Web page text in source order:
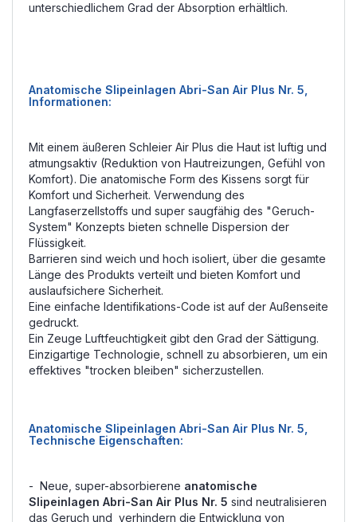
unterschiedlichem Grad der Absorption erhältlich.
Anatomische Slipeinlagen Abri-San Air Plus Nr. 5,
Informationen:
Mit einem äußeren Schleier Air Plus die Haut ist luftig und
atmungsaktiv (Reduktion von Hautreizungen, Gefühl von
Komfort). Die anatomische Form des Kissens sorgt für
Komfort und Sicherheit. Verwendung des
Langfaserzellstoffs und super saugfähig des "Geruch-
System" Konzepts bieten schnelle Dispersion der
Flüssigkeit.
Barrieren sind weich und hoch isoliert, über die gesamte
Länge des Produkts verteilt und bieten Komfort und
auslaufsichere Sicherheit.
Eine einfache Identifikations-Code ist auf der Außenseite
gedruckt.
Ein Zeuge Luftfeuchtigkeit gibt den Grad der Sättigung.
Einzigartige Technologie, schnell zu absorbieren, um ein
effektives "trocken bleiben" sicherzustellen.
Anatomische Slipeinlagen Abri-San Air Plus Nr. 5,
Technische Eigenschaften:
- Neue, super-absorbierene anatomische
Slipeinlagen Abri-San Air Plus Nr. 5 sind neutralisieren
das Geruch und verhindern die Entwicklung von